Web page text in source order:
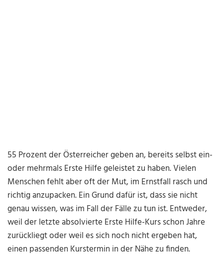
55 Prozent der Österreicher geben an, bereits selbst ein-
oder mehrmals Erste Hilfe geleistet zu haben. Vielen
Menschen fehlt aber oft der Mut, im Ernstfall rasch und
richtig anzupacken. Ein Grund dafür ist, dass sie nicht
genau wissen, was im Fall der Fälle zu tun ist. Entweder,
weil der letzte absolvierte Erste Hilfe-Kurs schon Jahre
zurückliegt oder weil es sich noch nicht ergeben hat,
einen passenden Kurstermin in der Nähe zu finden.